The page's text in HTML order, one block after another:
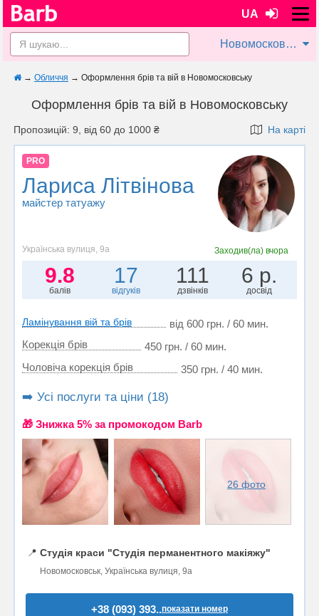
UA
Новомосковськ
→ Обличчя → Оформлення брів та вій в Новомосковську
Оформлення брів та вій в Новомосковську
Пропозицій: 9, від 60 до 1000 ₴ На карті
PRO
Лариса Літвінова
майстер татуажу
Українська вулиця, 9а Заходив(ла) вчора
9.8
балів
17
відгуків
111
дзвінків
6 р.
досвід
Ламінування вій та брів
від 600 грн. / 60 мин.
Корекція брів
450 грн. / 60 мин.
Чоловіча корекція брів
350 грн. / 40 мин.
➡️ Усі послуги та ціни (18)
🎁 Знижка 5% за промокодом Barb
26 фото
📍 Студія краси "Студія перманентного макіяжу"
Новомосковськ, Українська вулиця, 9а
+38 (093) 393..показати номер